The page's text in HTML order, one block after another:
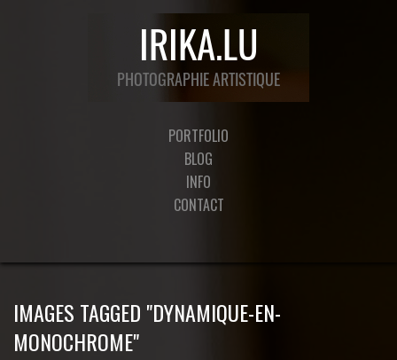
PORTFOLIO
BLOG
INFO
CONTACT
IMAGES TAGGED "DYNAMIQUE-EN-
MONOCHROME"